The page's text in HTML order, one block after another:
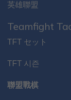
英雄聯盟
Teamfight
TFT セット
TFT 시즌
聯盟戰棋